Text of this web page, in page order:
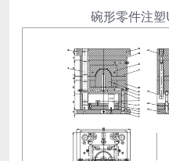
碗形零件注